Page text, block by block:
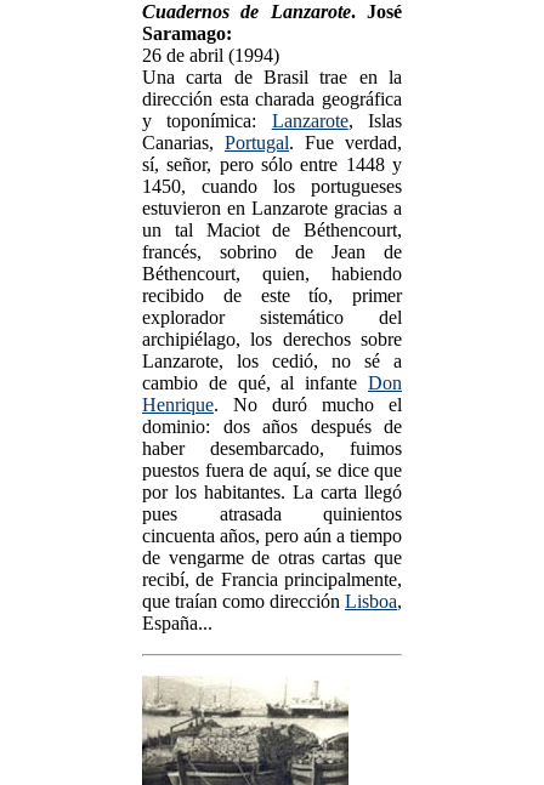
Cuadernos de Lanzarote. José
Saramago:
26 de abril (1994)
Una carta de Brasil trae en la
dirección esta charada geográfica
y toponímica: Lanzarote, Islas
Canarias, Portugal. Fue verdad,
sí, señor, pero sólo entre 1448 y
1450, cuando los portugueses
estuvieron en Lanzarote gracias a
un tal Maciot de Béthencourt,
francés, sobrino de Jean de
Béthencourt, quien, habiendo
recibido de este tío, primer
explorador sistemático del
archipiélago, los derechos sobre
Lanzarote, los cedió, no sé a
cambio de qué, al infante Don
Henrique. No duró mucho el
dominio: dos años después de
haber desembarcado, fuimos
puestos fuera de aquí, se dice que
por los habitantes. La carta llegó
pues atrasada quinientos
cincuenta años, pero aún a tiempo
de vengarme de otras cartas que
recibí, de Francia principalmente,
que traían como dirección Lisboa,
España...